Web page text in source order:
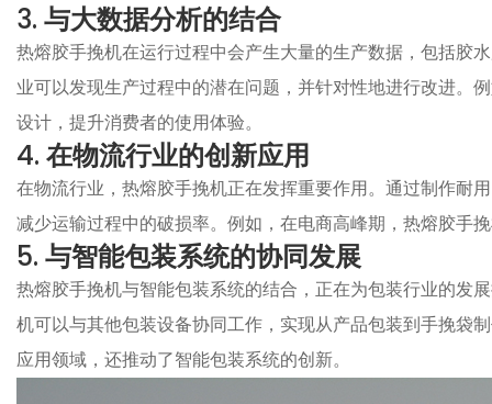
3. 与大数据分析的结合
热熔胶手挽机在运行过程中会产生大量的生产数据，包括胶
业可以发现生产过程中的潜在问题，并针对性地进行改进。
设计，提升消费者的使用体验。
4. 在物流行业的创新应用
在物流行业，热熔胶手挽机正在发挥重要作用。通过制作耐
减少运输过程中的破损率。例如，在电商高峰期，热熔胶手
5. 与智能包装系统的协同发展
热熔胶手挽机与智能包装系统的结合，正在为包装行业的发
机可以与其他包装设备协同工作，实现从产品包装到手挽袋
应用领域，还推动了智能包装系统的创新。